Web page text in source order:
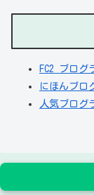
FC2 ブログ
にほんブロ
人気ブログ